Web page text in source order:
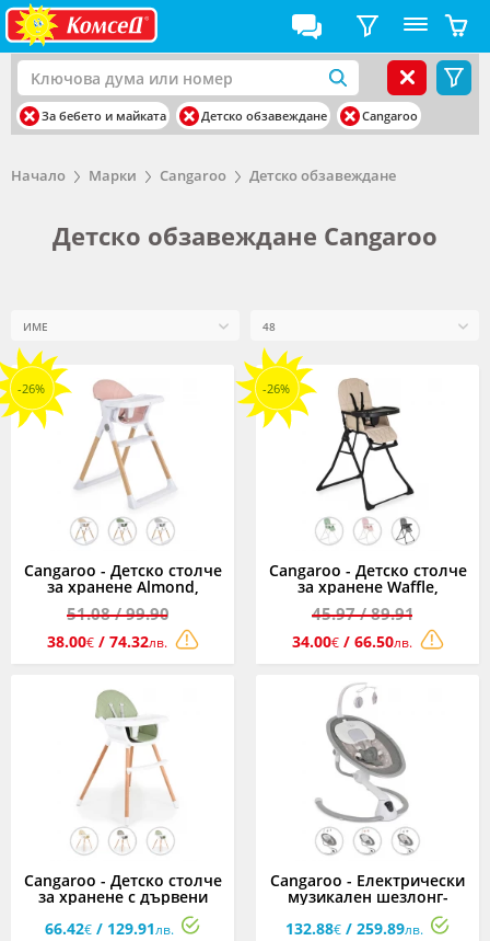
За бебето и майката Детско обзавеждане Cangaroo
Начало Марки Cangaroo Детско обзавеждане
Детско обзавеждане Cangaroo
-26%
Cangaroo - Детско столче
за хранене Almond,
асортимент
51.08/ 99.90
38.00€/ 74.32лв.
-26%
Cangaroo - Детско столче
за хранене Waffle,
асортимент
45.97/ 89.91
34.00€/ 66.50лв.
Cangaroo - Детско столче
за хранене с дървени
крака Gelato 2-в-1,
асортимент
66.42€ / 129.91лв.
Cangaroo - Електрически
музикален шезлонг-
люлка Cloud Touch,
асортимент
132.88€ / 259.89лв.